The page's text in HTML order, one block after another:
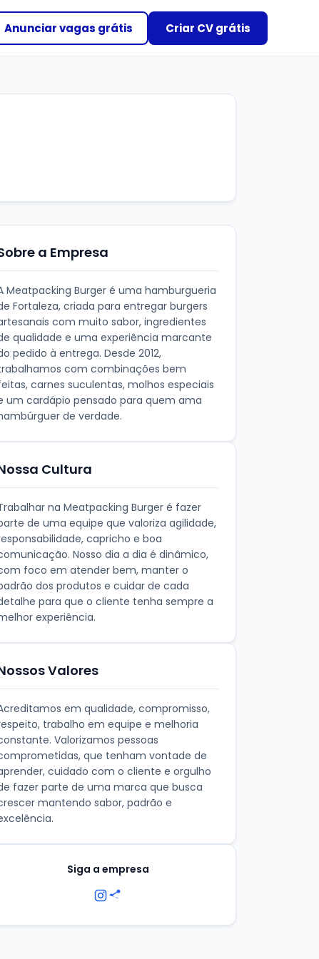
Anunciar vagas grátis Criar CV grátis
a Empresa
Meatpacking Burger é uma hamburgueria
Fortaleza, criada para entregar burgers
com muito sabor, ingredientes
qualidade e uma experiência marcante
pedido à entrega. Desde 2012,
com combinações bem
carnes suculentas, molhos especiais
um cardápio pensado para quem ama
de verdade.
Cultura
na Meatpacking Burger é fazer
de uma equipe que valoriza agilidade,
capricho e boa
Nosso dia a dia é dinâmico,
foco em atender bem, manter o
dos produtos e cuidar de cada
para que o cliente tenha sempre a
experiência.
Valores
em qualidade, compromisso,
trabalho em equipe e melhoria
Valorizamos pessoas
que tenham vontade de
cuidado com o cliente e orgulho
fazer parte de uma marca que busca
mantendo sabor, padrão e
Siga a empresa